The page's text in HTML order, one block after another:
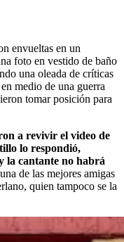
envueltas en un
foto en vestido de baño
una oleada de críticas
medio de una guerra
tomar posición para
a revivir el video de
lo respondió,
la cantante no habrá
de las mejores amigas
quien tampoco se la